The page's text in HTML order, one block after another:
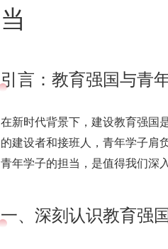
当
引言：教育强国与青
在新时代背景下，建设教育强国
的建设者和接班人，青年学子肩
青年学子的担当，是值得我们深
一、深刻认识教育强